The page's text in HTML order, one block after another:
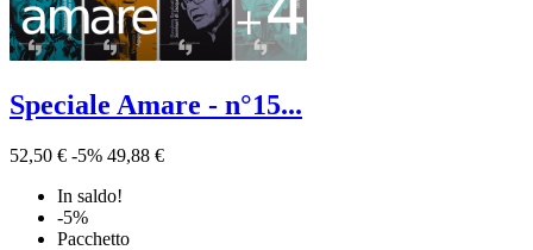
Speciale Amare - n°15...
52,50 € -5% 49,88 €
In saldo!
-5%
Pacchetto